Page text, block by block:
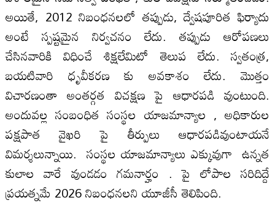
అయితే, 2012 నిబంధ‌న‌ల‌లో తప్పుడు, ద్వేషపూరిత ఫిర్యాదు
అంటే స్పష్టమైన నిర్వచనం లేదు. తప్పుడు ఆరోపణలు
చేసినవారికి విధించే శిక్షలేమిటో తెలుప లేదు. స్వతంత్ర,
బయటివారి ధృవీకరణ కు అవకాశం లేదు. మొత్తం
విచారణంతా అంతర్గత విచక్షణ పై ఆధారపడి వుంటుంది.
అందువల్ల సంబంధిత సంస్థల యాజమాన్యాల , అధికారుల
పక్షపాత వైఖరి పై తీర్పులు ఆధారపడివుంటాయనే
విమర్శలున్నాయి. సంస్థల యాజమాన్యాలు ఎక్కువుగా ఉన్నత
కులాల వారే వుండడం గమనార్హం . పై లోపాల సరిదిద్దే
ప్రయత్నమే 2026 నిబంధ‌న‌ల‌ని యూజీసీ తెలిపింది.